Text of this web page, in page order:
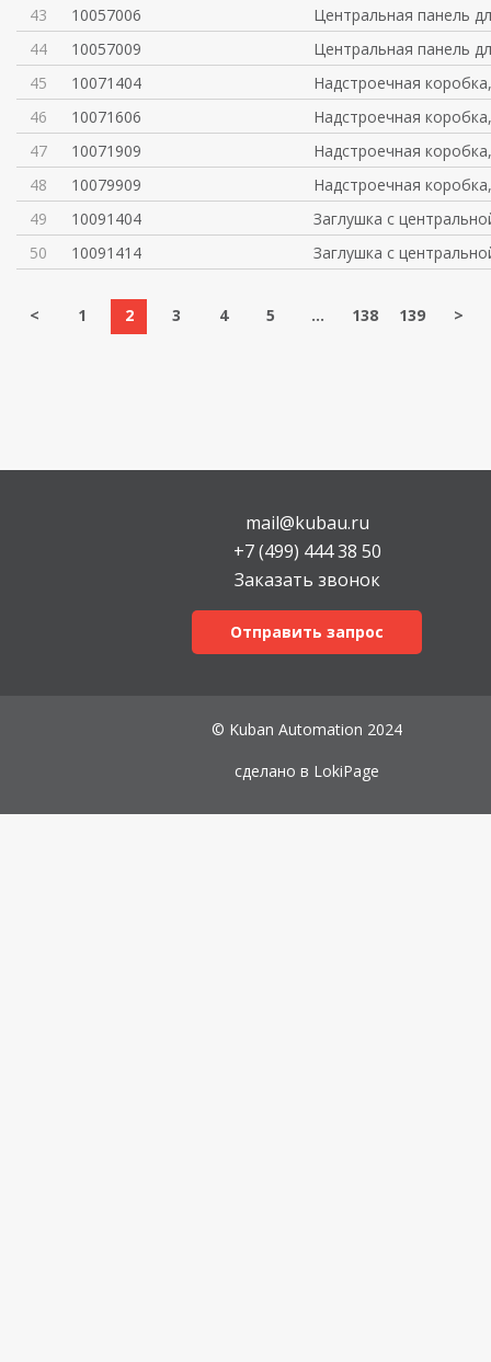
43
10057006
Центральная панель
44
10057009
Центральная панель
45
10071404
Надстроечная
46
10071606
Надстроечная
47
10071909
Надстроечная
48
10079909
Надстроечная
49
10091404
Заглушка с
50
10091414 Заглушка с
< 1 2 3 4 5 ... 138 139 >
mail@kubau.ru
+7 (499) 444 38 50
Заказать звонок
Отправить запрос
© Kuban Automation 2024
сделано в LokiPage